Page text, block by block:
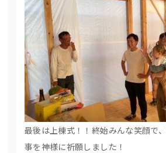
最後は上棟式！！終始みんな笑顔で
事を神様に祈願しました！